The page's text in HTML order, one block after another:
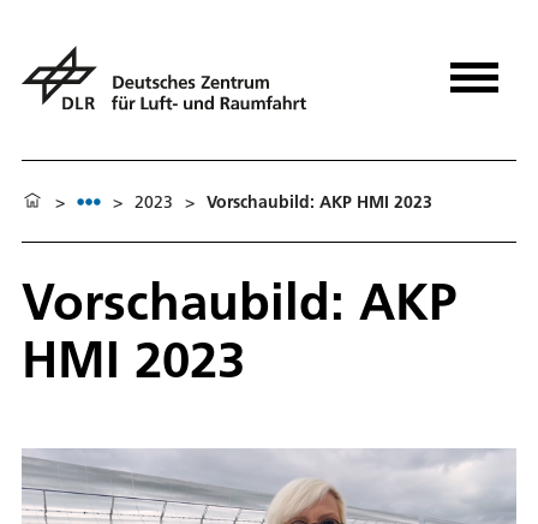
> > 2023 > Vorschaubild: AKP HMI 2023
Vorschaubild: AKP
HMI 2023